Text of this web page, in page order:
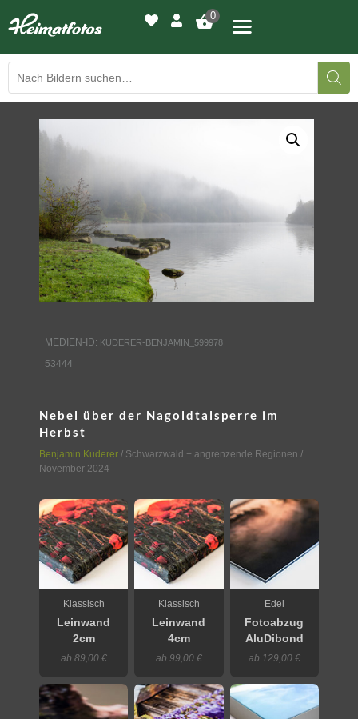
0
LED-LEUCHTBILDER
WIR DRUCKEN IHR BILD
AUSSTELLUNGEN
KONTAKT
MEDIEN-ID: KUDERER-BENJAMIN_599978
53444
Nebel über der Nagoldtalsperre im
Herbst
Benjamin Kuderer / Schwarzwald + angrenzende Regionen /
November 2024
Klassisch
Leinwand
2cm
ab 89,00 €
Klassisch
Leinwand
4cm
ab 99,00 €
Edel
Fotoabzug
AluDibond
ab 129,00 €